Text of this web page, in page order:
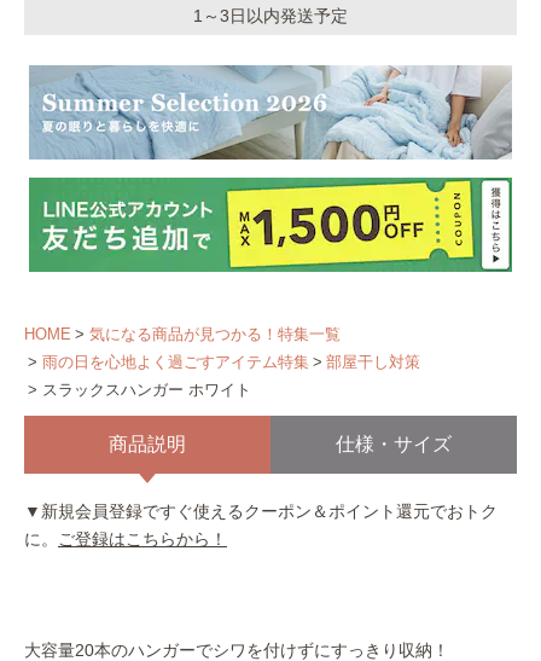
1～3日以内発送予定
HOME
気になる商品が見つかる！特集一覧
雨の日を心地よく過ごすアイテム特集
部屋干し対策
スラックスハンガー ホワイト
商品説明 仕様・サイズ
▼新規会員登録ですぐ使えるクーポン＆ポイント還元でおトク
に。
ご登録はこちらから！
大容量20本のハンガーでシワを付けずにすっきり収納！